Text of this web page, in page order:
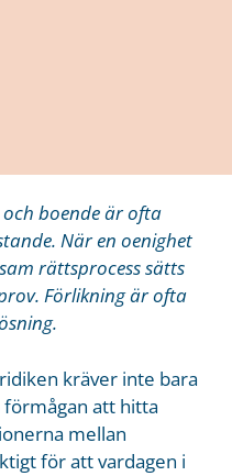
boende är ofta
När en oenighet
rättsprocess sätts
Förlikning är ofta
kräver inte bara
att hitta
mellan
för att vardagen i